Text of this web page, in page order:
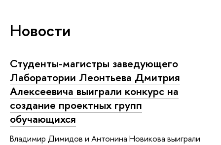
Новости
Студенты-магистры заведующего
Лаборатории Леонтьева Дмитрия
Алексеевича выиграли конкурс на
создание проектных групп
обучающихся
Владимир Димидов и Антонина Новикова выиграли